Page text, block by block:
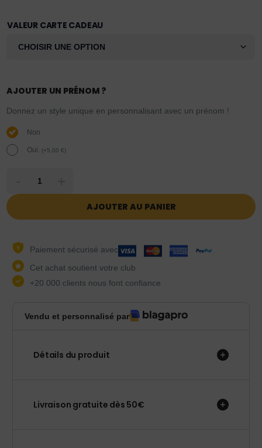
VALEUR CARTE CADEAU
AJOUTER UN PRÉNOM ?
Donnez un style unique en personnalisant avec un prénom !
Non
Oui. (+5,00€)
AJOUTER AU PANIER
Paiement sécurisé avec
Cet achat soutient votre club
+20 000 clients nous font confiance
Vendu et personnalisé par
Détails du produit
Livraison gratuite dès 50€